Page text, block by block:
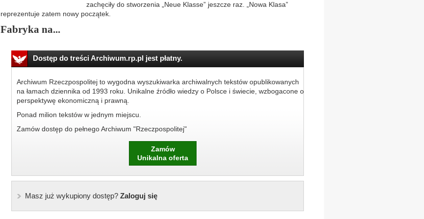
zachęciły do stworzenia „Neue Klasse” jeszcze raz. „Nowa Klasa”
reprezentuje zatem nowy początek.
Fabryka na...
Dostęp do treści Archiwum.rp.pl jest płatny.
Archiwum Rzeczpospolitej to wygodna wyszukiwarka archiwalnych tekstów opublikowanych
na łamach dziennika od 1993 roku. Unikalne źródło wiedzy o Polsce i świecie, wzbogacone o
perspektywę ekonomiczną i prawną.
Ponad milion tekstów w jednym miejscu.
Zamów dostęp do pełnego Archiwum "Rzeczpospolitej"
Zamów
Unikalna oferta
Masz już wykupiony dostęp?Zaloguj się